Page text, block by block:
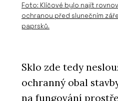
Foto: Klíčové bylo najít
ochranou před slunečním
paprsků.
Sklo zde tedy
ochranný obal
na fungování